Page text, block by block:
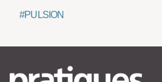
#PULSION